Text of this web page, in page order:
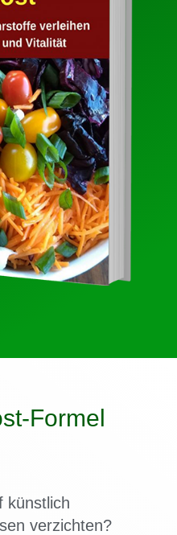
Formel
künstlich
verzichten?